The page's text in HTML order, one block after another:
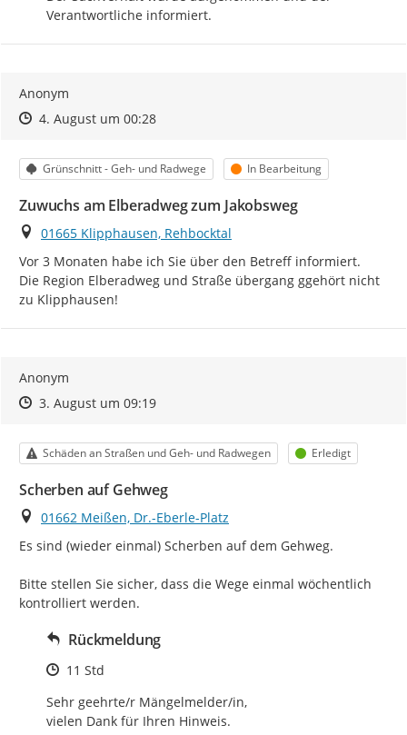
Verantwortliche informiert.
Anonym
Zeitpunkt des Erstellens
Zeitpunkt des Erstellens
4. August um 00:28Zur Äußerung
Kategorie
Grünschnitt - Geh- und Radwege Status
In Bearbeitung
Zuwuchs am Elberadweg zum Jakobsweg
Ort
01665 Klipphausen, Rehbocktal
Vor 3 Monaten habe ich Sie über den Betreff informiert.
Die Region Elberadweg und Straße übergang ggehört nicht
zu Klipphausen!
Anonym
Zeitpunkt des Erstellens
Zeitpunkt des Erstellens
3. August um 09:19Zur Äußerung
Kategorie
Schäden an Straßen und Geh- und Radwegen Status
Erledigt
Scherben auf Gehweg
Ort
01662 Meißen, Dr.-Eberle-Platz
Es sind (wieder einmal) Scherben auf dem Gehweg.
Bitte stellen Sie sicher, dass die Wege einmal wöchentlich
kontrolliert werden.
Rückmeldung
Zeitpunkt des Erstellens
11 Std
Sehr geehrte/r Mängelmelder/in,
vielen Dank für Ihren Hinweis.